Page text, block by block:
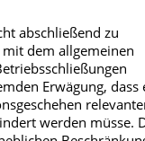
abschließend zu
dem allgemeinen
Erwägung, dass
werden müsse.